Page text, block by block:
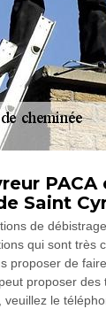
Saint
de
qui sont très
proposer de
proposer
veuillez le